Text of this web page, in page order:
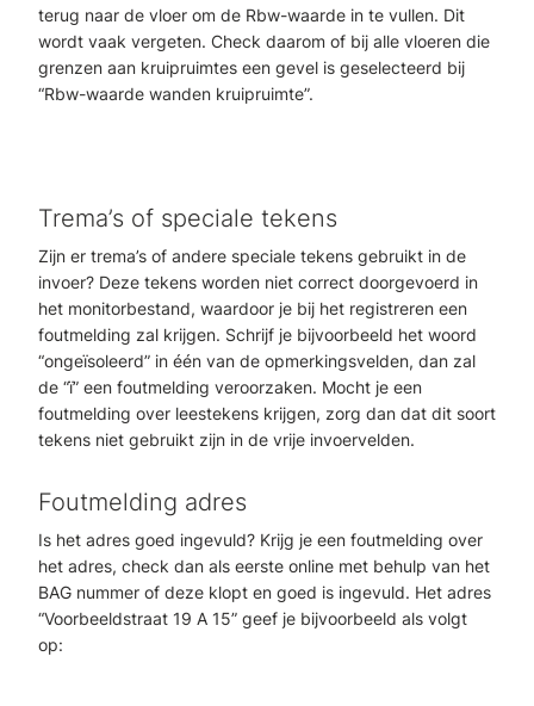
terug naar de vloer om de Rbw-waarde in te vullen. Dit
wordt vaak vergeten. Check daarom of bij alle vloeren die
grenzen aan kruipruimtes een gevel is geselecteerd bij
“Rbw-waarde wanden kruipruimte”.
Trema’s of speciale tekens
Zijn er trema’s of andere speciale tekens gebruikt in de
invoer? Deze tekens worden niet correct doorgevoerd in
het monitorbestand, waardoor je bij het registreren een
foutmelding zal krijgen. Schrijf je bijvoorbeeld het woord
“ongeïsoleerd” in één van de opmerkingsvelden, dan zal
de “ï” een foutmelding veroorzaken. Mocht je een
foutmelding over leestekens krijgen, zorg dan dat dit soort
tekens niet gebruikt zijn in de vrije invoervelden.
Foutmelding adres
Is het adres goed ingevuld? Krijg je een foutmelding over
het adres, check dan als eerste online met behulp van het
BAG nummer of deze klopt en goed is ingevuld. Het adres
“Voorbeeldstraat 19 A 15” geef je bijvoorbeeld als volgt
op: